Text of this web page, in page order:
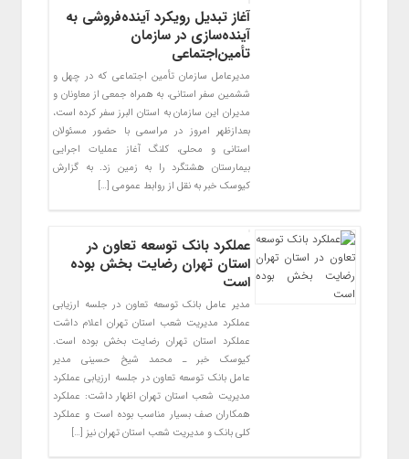
آغاز تبدیل رویکرد آینده‌فروشی به
آینده‌سازی در سازمان
تأمین‌اجتماعی
مدیرعامل سازمان تأمین اجتماعی که در چهل و
ششمین سفر استانی، به همراه جمعی از معاونان و
مدیران این سازمان به استان البرز سفر کرده است،
بعدازظهر امروز در مراسمی با حضور مسئولان
استانی و محلی، کلنگ آغاز عملیات اجرایی
بیمارستان هشتگرد را به زمین زد. به گزارش
کیوسک خبر به نقل از روابط عمومی […]
عملکرد بانک توسعه تعاون در
استان تهران رضایت بخش بوده
است
مدیر عامل بانک توسعه تعاون در جلسه ارزیابی
عملکرد مدیریت شعب استان تهران اعلام داشت
عملکرد استان تهران رضایت بخش بوده است.
کیوسک خبر ـ محمد شیخ حسینی مدیر
عامل بانک توسعه تعاون در جلسه ارزیابی عملکرد
مدیریت شعب استان تهران اظهار داشت: عملکرد
همکاران صف بسیار مناسب بوده است و عملکرد
کلی بانک و مدیریت شعب استان تهران نیز […]